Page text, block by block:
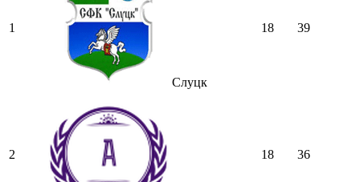
1
Слуцк
18 39
2 18 36